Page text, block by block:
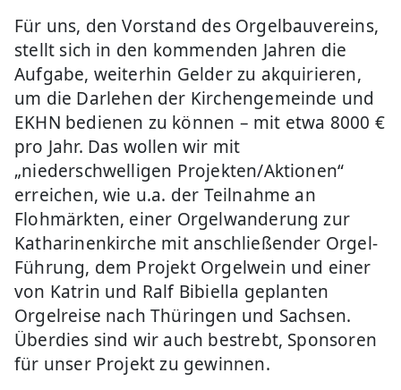
Für uns, den Vorstand des Orgelbauvereins,
stellt sich in den kommenden Jahren die
Aufgabe, weiterhin Gelder zu akquirieren,
um die Darlehen der Kirchengemeinde und
EKHN bedienen zu können – mit etwa 8000 €
pro Jahr. Das wollen wir mit
„niederschwelligen Projekten/Aktionen“
erreichen, wie u.a. der Teilnahme an
Flohmärkten, einer Orgelwanderung zur
Katharinenkirche mit anschließender Orgel-
Führung, dem Projekt Orgelwein und einer
von Katrin und Ralf Bibiella geplanten
Orgelreise nach Thüringen und Sachsen.
Überdies sind wir auch bestrebt, Sponsoren
für unser Projekt zu gewinnen.